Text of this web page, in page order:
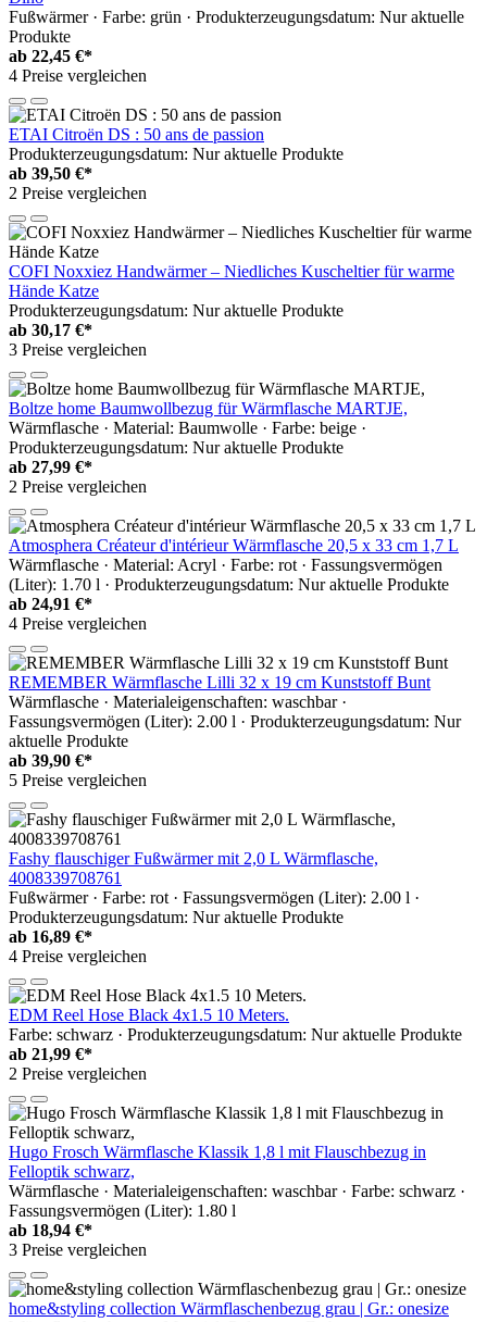
Fußwärmer · Farbe: grün · Produkterzeugungsdatum: Nur aktuelle
Produkte
ab 22,45 €*
4 Preise vergleichen
ETAI Citroën DS : 50 ans de passion
Produkterzeugungsdatum: Nur aktuelle Produkte
ab 39,50 €*
2 Preise vergleichen
COFI Noxxiez Handwärmer – Niedliches Kuscheltier für warme
Hände Katze
Produkterzeugungsdatum: Nur aktuelle Produkte
ab 30,17 €*
3 Preise vergleichen
Boltze home Baumwollbezug für Wärmflasche MARTJE,
Wärmflasche · Material: Baumwolle · Farbe: beige ·
Produkterzeugungsdatum: Nur aktuelle Produkte
ab 27,99 €*
2 Preise vergleichen
Atmosphera Créateur d'intérieur Wärmflasche 20,5 x 33 cm 1,7 L
Wärmflasche · Material: Acryl · Farbe: rot · Fassungsvermögen
(Liter): 1.70 l · Produkterzeugungsdatum: Nur aktuelle Produkte
ab 24,91 €*
4 Preise vergleichen
REMEMBER Wärmflasche Lilli 32 x 19 cm Kunststoff Bunt
Wärmflasche · Materialeigenschaften: waschbar ·
Fassungsvermögen (Liter): 2.00 l · Produkterzeugungsdatum: Nur
aktuelle Produkte
ab 39,90 €*
5 Preise vergleichen
Fashy flauschiger Fußwärmer mit 2,0 L Wärmflasche,
4008339708761
Fußwärmer · Farbe: rot · Fassungsvermögen (Liter): 2.00 l ·
Produkterzeugungsdatum: Nur aktuelle Produkte
ab 16,89 €*
4 Preise vergleichen
EDM Reel Hose Black 4x1.5 10 Meters.
Farbe: schwarz · Produkterzeugungsdatum: Nur aktuelle Produkte
ab 21,99 €*
2 Preise vergleichen
Hugo Frosch Wärmflasche Klassik 1,8 l mit Flauschbezug in
Felloptik schwarz,
Wärmflasche · Materialeigenschaften: waschbar · Farbe: schwarz ·
Fassungsvermögen (Liter): 1.80 l
ab 18,94 €*
3 Preise vergleichen
home&styling collection Wärmflaschenbezug grau | Gr.: onesize